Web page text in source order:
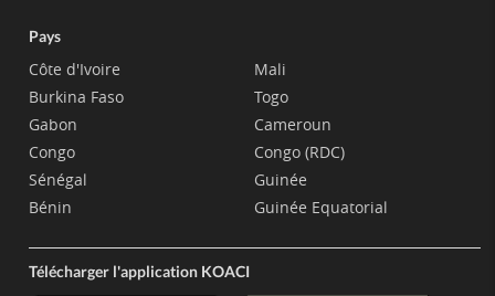
Pays
Côte d'Ivoire
Burkina Faso
Gabon
Congo
Sénégal
Bénin
Mali
Togo
Cameroun
Congo (RDC)
Guinée
Guinée Equatorial
Télécharger l'application KOACI